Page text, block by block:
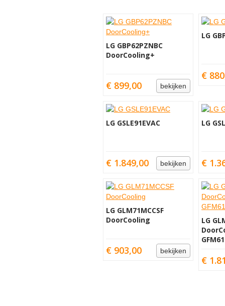
LG GBP62PZNBC
DoorCooling+
€ 899,00 bekijken
LG
€
LG GSLE91EVAC
€ 1.849,00 bekijken
LG
€
LG GLM71MCCSF
DoorCooling
€ 903,00 bekijken
LG
€